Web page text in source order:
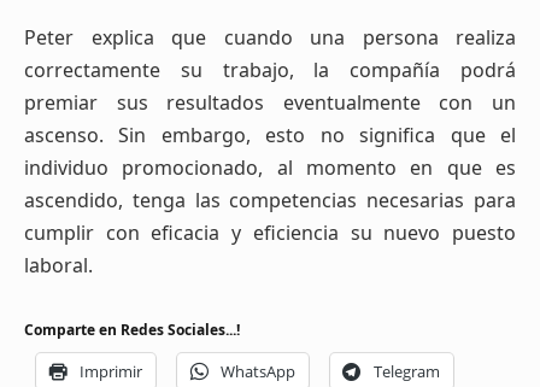
Peter explica que cuando una persona realiza
correctamente su trabajo, la compañía podrá
premiar sus resultados eventualmente con un
ascenso. Sin embargo, esto no significa que el
individuo promocionado, al momento en que es
ascendido, tenga las competencias necesarias para
cumplir con eficacia y eficiencia su nuevo puesto
laboral.
Comparte en Redes Sociales...!
Imprimir WhatsApp Telegram